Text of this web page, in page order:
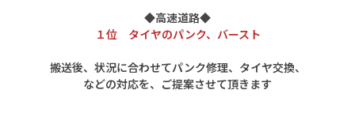
◆高速道路◆
１位 タイヤのパンク、バースト
搬送後、状況に合わせてパンク修理、タイヤ交換、
などの対応を、ご提案させて頂きます